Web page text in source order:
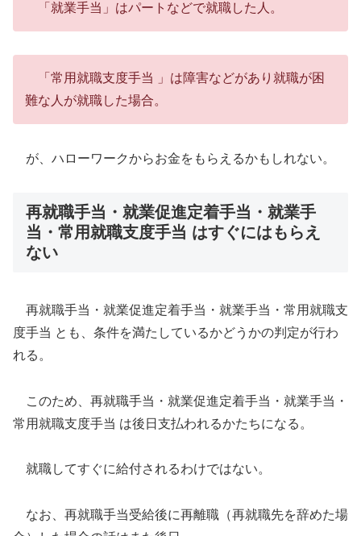
「就業手当」はパートなどで就職した人。
「常用就職支度手当 」は障害などがあり就職が困
難な人が就職した場合。
が、ハローワークからお金をもらえるかもしれない。
再就職手当・就業促進定着手当・就業手
当・常用就職支度手当 はすぐにはもらえ
ない
再就職手当・就業促進定着手当・就業手当・常用就職支
度手当 とも、条件を満たしているかどうかの判定が行わ
れる。
このため、再就職手当・就業促進定着手当・就業手当・
常用就職支度手当 は後日支払われるかたちになる。
就職してすぐに給付されるわけではない。
なお、再就職手当受給後に再離職（再就職先を辞めた場